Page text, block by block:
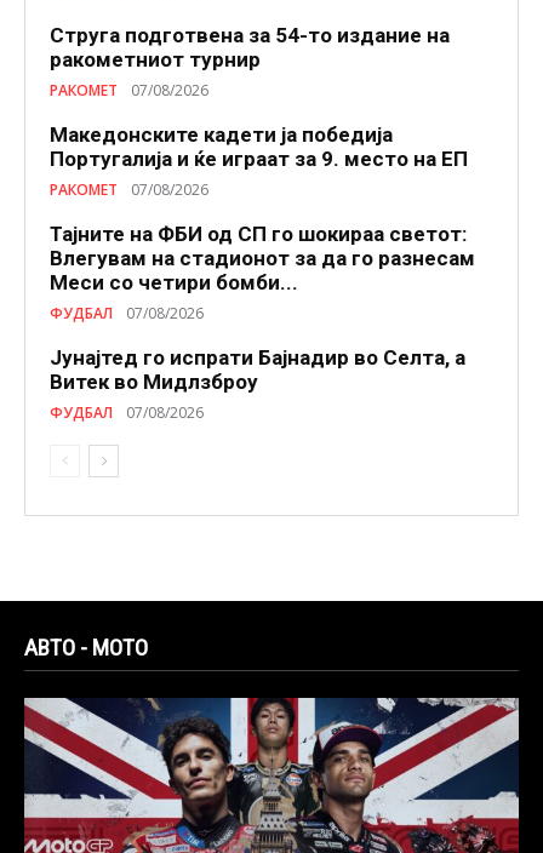
Струга подготвена за 54-то издание на
ракометниот турнир
РАКОМЕТ 07/08/2026
Македонските кадети ја победија
Португалија и ќе играат за 9. место на ЕП
РАКОМЕТ 07/08/2026
Тајните на ФБИ од СП го шокираа светот:
Влегувам на стадионот за да го разнесам
Меси со четири бомби...
ФУДБАЛ 07/08/2026
Јунајтед го испрати Бајнадир во Селта, а
Витек во Мидлзброу
ФУДБАЛ 07/08/2026
АВТО - МОТО